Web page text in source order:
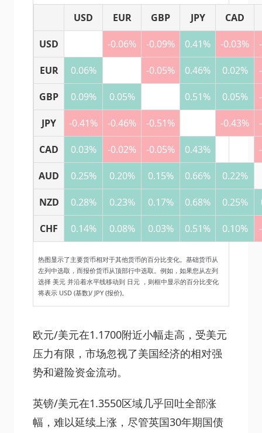
USD EUR GBP JPY CAD
USD -0.06% -0.09% 0.41% -0.03%
EUR 0.06% -0.05% 0.46% 0.02%
GBP 0.09% 0.05% 0.51% 0.05%
JPY -0.41% -0.46% -0.51% -0.43%
CAD 0.03% -0.02% -0.05% 0.43%
AUD 0.25% 0.20% 0.15% 0.66% 0.22%
NZD 0.28% 0.23% 0.17% 0.68% 0.25%
CHF 0.14% 0.08% 0.03% 0.51% 0.10%
热图显示了主要货币相对于其他货币的百分比变化。基础货币从
左列中选取，而报价货币从顶部行中选取。例如，如果您从左列
选择 美元 并沿着水平线移动到 日元 ，则框中显示的百分比变化
将表示 USD (基数)/ JPY (报价)。
欧元/美元在1.1700附近小幅走高，受美元
压力有限，市场忽视了美国经济的相对强
势和避险资金流动。
英镑/美元在1.3550区域几乎回吐全部涨
幅，难以延续上涨，尽管英国30年期国债